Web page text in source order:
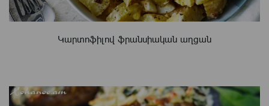
Կարտոֆիլով ֆրանսիական աղցան